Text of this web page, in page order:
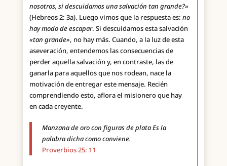
nosotros, si descuidamos una salvación tan grande?»
(Hebreos 2: 3a). Luego vimos que la respuesta es: no
hay modo de escapar. Si descuidamos esta salvación
«tan grande», no hay más. Cuando, a la luz de esta
aseveración, entendemos las consecuencias de
perder aquella salvación y, en contraste, las de
ganarla para aquellos que nos rodean, nace la
motivación de entregar este mensaje. Recién
comprendiendo esto, aflora el misionero que hay
en cada creyente.
Manzana de oro con figuras de plata Es la
palabra dicha como conviene.
Proverbios 25: 11